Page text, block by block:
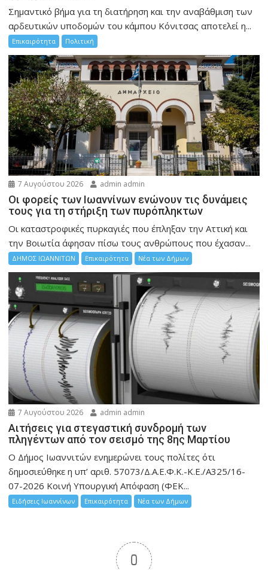
Σημαντικό βήμα για τη διατήρηση και την αναβάθμιση των
αρδευτικών υποδομών του κάμπου Κόνιτσας αποτελεί η...
Επικαιρότητα Πολιτική
7 Αυγούστου 2026 admin admin
Οι φορείς των Ιωαννίνων ενώνουν τις δυνάμεις
τους για τη στήριξη των πυρόπληκτων
Οι καταστροφικές πυρκαγιές που έπληξαν την Αττική και
την Bοιωτία άφησαν πίσω τους ανθρώπους που έχασαν...
ΔΗΜΟΣ ΙΩΑΝΝΙΤΩΝ Επικαιρότητα Νέα των Δήμων
7 Αυγούστου 2026 admin admin
Αιτήσεις για στεγαστική συνδρομή των
πληγέντων από τον σεισμό της 8ης Μαρτίου
Ο Δήμος Ιωαννιτών ενημερώνει τους πολίτες ότι
δημοσιεύθηκε η υπ’ αριθ. 57073/Δ.Α.Ε.Φ.Κ.-Κ.Ε./Α325/16-
07-2026 Κοινή Υπουργική Απόφαση (ΦΕΚ...
Ειδήσεις Ιωαννίνων Επικαιρότητα Νέα των Δήμων
0